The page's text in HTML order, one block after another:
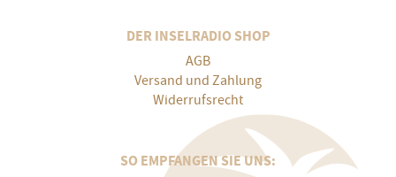
DER INSELRADIO SHOP
AGB
Versand und Zahlung
Widerrufsrecht
SO EMPFANGEN SIE UNS: